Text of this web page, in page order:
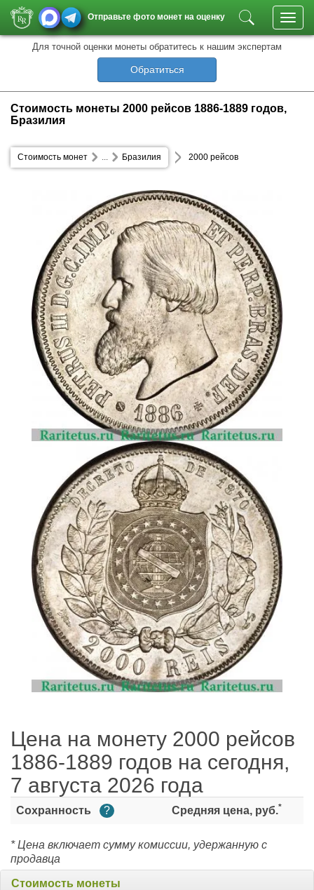
Отправьте фото монет на оценку
Для точной оценки монеты обратитесь к нашим экспертам
Обратиться
Стоимость монеты 2000 рейсов 1886-1889 годов,
Бразилия
Стоимость монет Бразилия
... 2000 рейсов
Цена на монету 2000 рейсов
1886-1889 годов на сегодня,
7 августа 2026 года
Сохранность ? Средняя цена, руб.*
* Цена включает сумму комиссии, удержанную с
продавца
Стоимость монеты